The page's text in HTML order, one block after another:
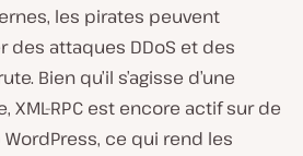
les pirates peuvent
des attaques DDoS et des
Bien qu’il s’agisse d’une
RPC est encore actif sur de
ce qui rend les